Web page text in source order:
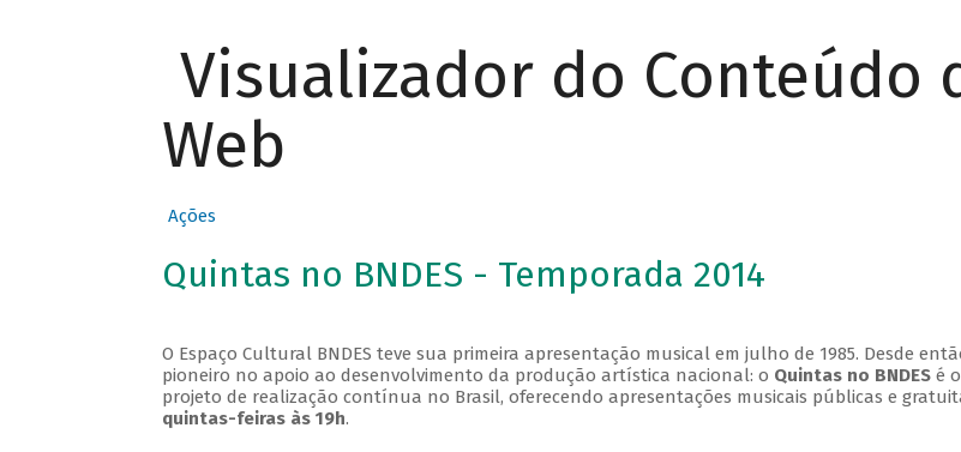
Visualizador do Conteúdo
Web
Ações
Quintas no BNDES - Temporada 2014
O Espaço Cultural BNDES teve sua primeira apresentação musical em julho de 1985. Desde
pioneiro no apoio ao desenvolvimento da produção artística nacional: o Quintas no BNDESé
projeto de realização contínua no Brasil, oferecendo apresentações musicais públicas e
quintas-feiras às 19h.